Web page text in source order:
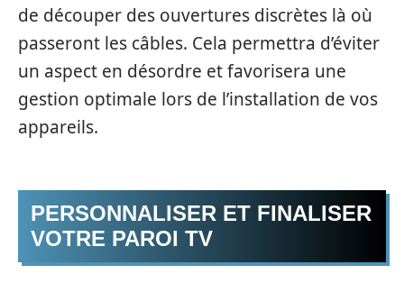
de découper des ouvertures discrètes là où
passeront les câbles. Cela permettra d’éviter
un aspect en désordre et favorisera une
gestion optimale lors de l’installation de vos
appareils.
PERSONNALISER ET FINALISER
VOTRE PAROI TV